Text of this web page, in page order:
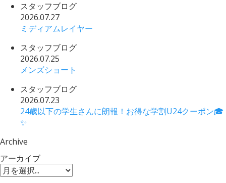
スタッフブログ
2026.07.27
ミディアムレイヤー
スタッフブログ
2026.07.25
メンズショート
スタッフブログ
2026.07.23
24歳以下の学生さんに朗報！お得な学割U24クーポン🎓
✨
Archive
アーカイブ